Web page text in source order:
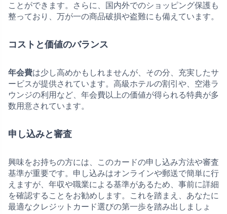
ことができます。さらに、国内外でのショッピング保護も
整っており、万が一の商品破損や盗難にも備えています。
コストと価値のバランス
年会費は少し高めかもしれませんが、その分、充実したサ
ービスが提供されています。高級ホテルの割引や、空港ラ
ウンジの利用など、年会費以上の価値が得られる特典が多
数用意されています。
申し込みと審査
興味をお持ちの方には、このカードの申し込み方法や審査
基準が重要です。申し込みはオンラインや郵送で簡単に行
えますが、年収や職業による基準があるため、事前に詳細
を確認することをお勧めします。これを踏まえ、あなたに
最適なクレジットカード選びの第一歩を踏み出しましょ